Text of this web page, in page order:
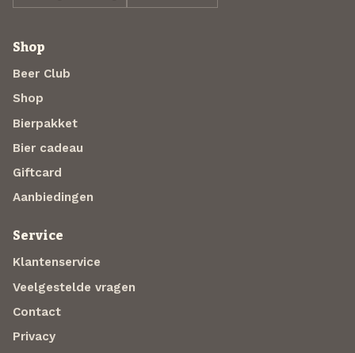
Shop
Beer Club
Shop
Bierpakket
Bier cadeau
Giftcard
Aanbiedingen
Service
Klantenservice
Veelgestelde vragen
Contact
Privacy